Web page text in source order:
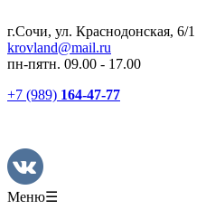
г.Сочи, ул. Краснодонская, 6/1
krovland@mail.ru
пн-пятн. 09.00 - 17.00
+7 (989) 164-47-77
Меню☰